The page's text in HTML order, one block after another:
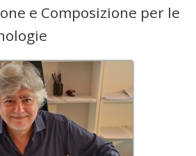
e Composizione per le